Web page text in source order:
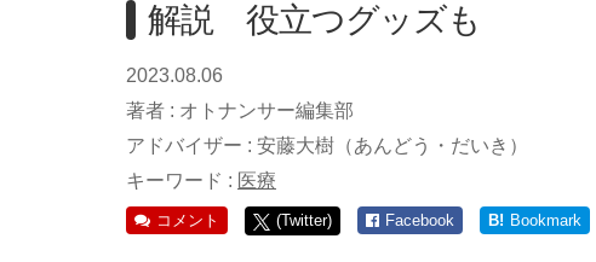
解説 役立つグッズも
2023.08.06
著者 : オトナンサー編集部
アドバイザー : 安藤大樹（あんどう・だいき）
キーワード : 医療
コメント (Twitter) Facebook B! Bookmark